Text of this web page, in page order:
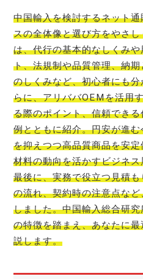
中国輸入を検討するネット
スの全体像と選び方をやさ
は、代行の基本的なしくみ
ト、法規制や品質管理、納
のしくみなど、初心者にも
らに、アリババOEMを活用
る際のポイント、信頼でき
例とともに紹介。円安が進
を抑えつつ高品質商品を安
材料の動向を活かすビジネ
最後に、実務で役立つ見積
の流れ、契約時の注意点な
しました。中国輸入総合研
の特徴を踏まえ、あなたに
説します。